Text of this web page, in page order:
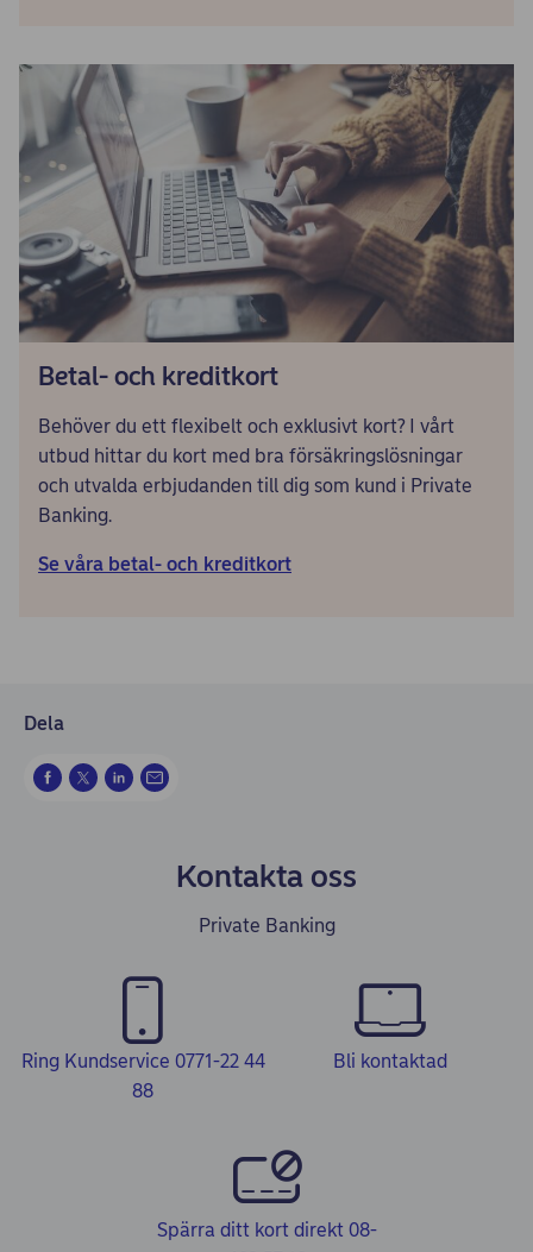
Betal- och kreditkort
Behöver du ett flexibelt och exklusivt kort? I vårt
utbud hittar du kort med bra försäkringslösningar
och utvalda erbjudanden till dig som kund i Private
Banking.
Se våra betal- och kreditkort
Dela
Kontakta oss
Private Banking
Ring Kundservice 0771-22 44
88
Bli kontaktad
Spärra ditt kort direkt 08-